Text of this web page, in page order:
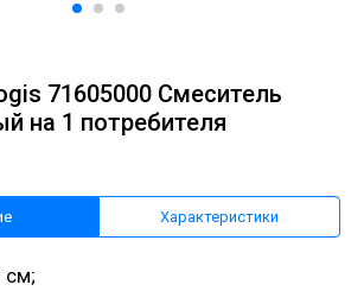
71605000 Смеситель
на 1 потребителя
Характеристики
см;